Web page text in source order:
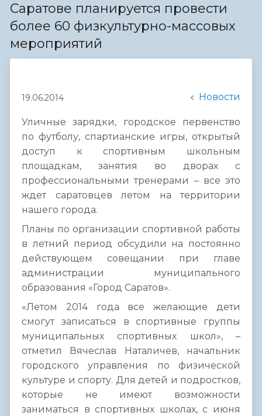
Саратове планируется провести
более 60 физкультурно-массовых
мероприятий
19.06.2014 Новости
Уличные зарядки, городское первенство
по футболу, спартианские игры, открытый
доступ к спортивным школьным
площадкам, занятия во дворах с
профессиональными тренерами – все это
ждет саратовцев летом на территории
нашего города.
Планы по организации спортивной работы
в летний период обсудили на постоянно
действующем совещании при главе
администрации муниципального
образования «Город Саратов».
«Летом 2014 года все желающие дети
смогут записаться в спортивные группы
муниципальных спортивных школ», –
отметил Вячеслав Наталичев, начальник
городского управления по физической
культуре и спорту. Для детей и подростков,
которые не имеют возможности
заниматься в спортивных школах, с июня